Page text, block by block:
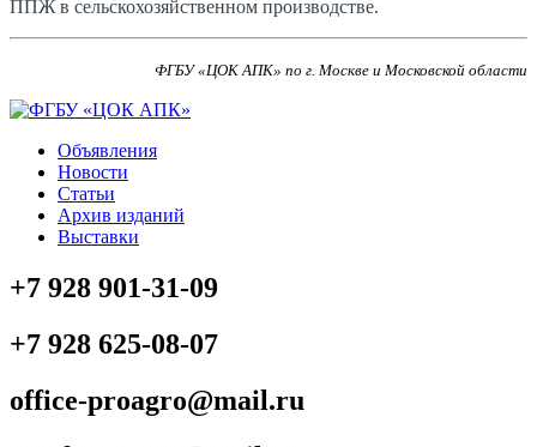
ППЖ в сельскохозяйственном производстве.
ФГБУ «ЦОК АПК» по г. Москве и Московской области
Объявления
Новости
Статьи
Архив изданий
Выставки
+7 928 901-31-09
+7 928 625-08-07
office-proagro@mail.ru